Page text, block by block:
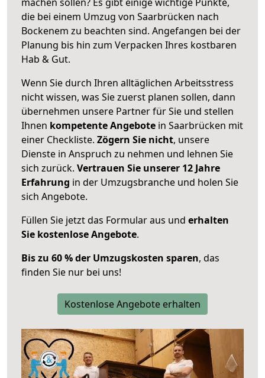
die bei einem Umzug von Saarbrücken nach
Bockenem zu beachten sind. Angefangen bei der
Planung bis hin zum Verpacken Ihres kostbaren
Hab & Gut.
Wenn Sie durch Ihren alltäglichen Arbeitsstress
nicht wissen, was Sie zuerst planen sollen, dann
übernehmen unsere Partner für Sie und stellen
Ihnen kompetente Angebote in Saarbrücken mit
einer Checkliste. Zögern Sie nicht, unsere
Dienste in Anspruch zu nehmen und lehnen Sie
sich zurück. Vertrauen Sie unserer 12 Jahre
Erfahrung in der Umzugsbranche und holen Sie
sich Angebote.
Füllen Sie jetzt das Formular aus und erhalten
Sie kostenlose Angebote.
Bis zu 60 % der Umzugskosten sparen, das
finden Sie nur bei uns!
Kostenlose Angebote erhalten